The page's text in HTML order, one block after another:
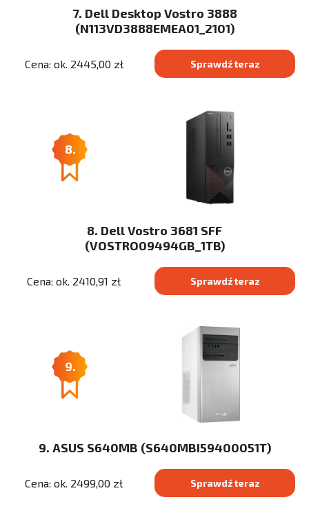
7. Dell Desktop Vostro 3888
(N113VD3888EMEA01_2101)
Cena: ok. 2445,00 zł Sprawdź teraz
8.
8. Dell Vostro 3681 SFF
(VOSTRO09494GB_1TB)
Cena: ok. 2410,91 zł Sprawdź teraz
9.
9. ASUS S640MB (S640MBI59400051T)
Cena: ok. 2499,00 zł Sprawdź teraz